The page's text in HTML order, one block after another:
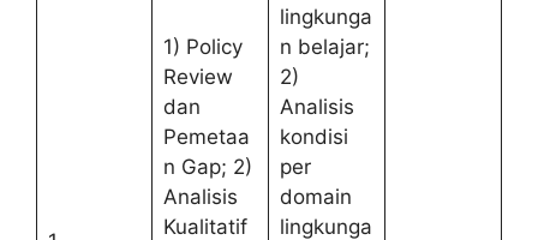
1) Policy
Review
dan
Pemetaa
n Gap; 2)
Analisis
Kualitatif
lingkunga
n belajar;
2)
Analisis
kondisi
per
domain
lingkunga